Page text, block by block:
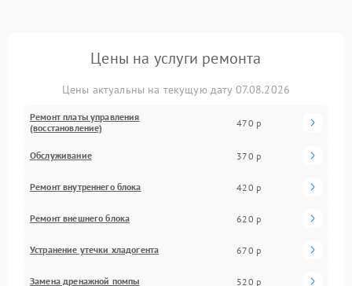
Цены на услуги ремонта
Цены актуальны на текущую дату 07.08.2026
Ремонт платы управления
(восстановление)
470 р
Обслуживание 370 р
Ремонт внутреннего блока 420 р
Ремонт внешнего блока 620 р
Устранение утечки хладогента 670 р
Замена дренажной помпы 520 р